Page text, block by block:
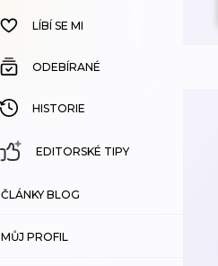
HISTORIE
LÍBÍ SE MI
ODEBÍRANÉ
HISTORIE
EDITORSKÉ TIPY
ČLÁNKY BLOG
MŮJ PROFIL